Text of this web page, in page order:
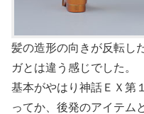
髪の造形の向きが反転し
ガとは違う感じでした。
基本がやはり神話ＥＸ第
ってか、後発のアイテム